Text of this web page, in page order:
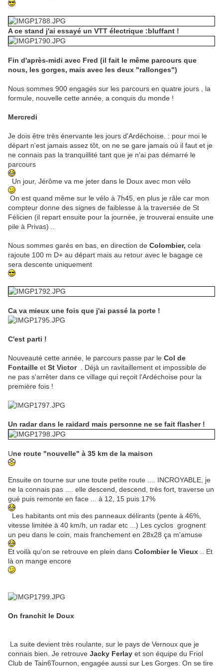
A ce stand j'ai essayé un VTT électrique :bluffant !
Fin d'après-midi avec Fred (il fait le même parcours que
nous, les gorges, mais avec les deux "rallonges")
Nous sommes 900 engagés sur les parcours en quatre jours , la
formule, nouvelle cette année, a conquis du monde !
Mercredi
Je dois être très énervante les jours d'Ardéchoise. : pour moi le
départ n'est jamais assez tôt, on ne se gare jamais où il faut et je
ne connais pas la tranquillité tant que je n'ai pas démarré le
parcours
Un jour, Jérôme va me jeter dans le Doux avec mon vélo
On est quand même sur le vélo à 7h45, en plus je râle car mon
compteur donne des signes de faiblesse à la traversée de St
Félicien (il repart ensuite pour la journée, je trouverai ensuite une
pile à Privas) ..
Nous sommes garés en bas, en direction de Colombier, cela
rajoute 100 m D+ au départ mais au retour avec le bagage ce
sera descente uniquement
Ca va mieux une fois que j'ai passé la porte !
C'est parti !
Nouveauté cette année, le parcours passe par le Col de
Fontaille et St Victor
. Déjà un ravitaillement et impossible de
ne pas s'arrêter dans ce village qui reçoit l'Ardéchoise pour la
première fois !
Un radar dans le raidard mais personne ne se fait flasher !
Une route "nouvelle" à 35 km de la maison
Ensuite on tourne sur une toute petite route .... INCROYABLE, je
ne la connais pas .... elle descend, descend, très fort, traverse un
gué puis remonte en face ... à 12, 15 puis 17%
Les habitants ont mis des panneaux délirants (pente à 46%,
vitesse limitée à 40 km/h, un radar etc ...) Les cyclos grognent
un peu dans le coin, mais franchement en 28x28 ça m'amuse
Et voilà qu'on se retrouve en plein dans Colombier le Vieux .. Et
là on mange encore
On franchit le Doux
La suite devient très roulante, sur le pays de Vernoux que je
connais bien. Je retrouve Jacky Ferlay et son équipe du Friol
Club de Tain6Tournon, engagée aussi sur Les Gorges. On se tire